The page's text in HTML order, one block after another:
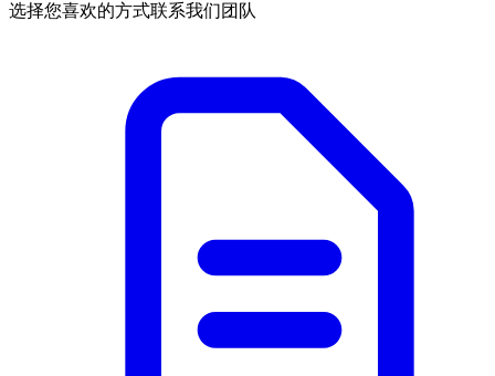
选择您喜欢的方式联系我们团队